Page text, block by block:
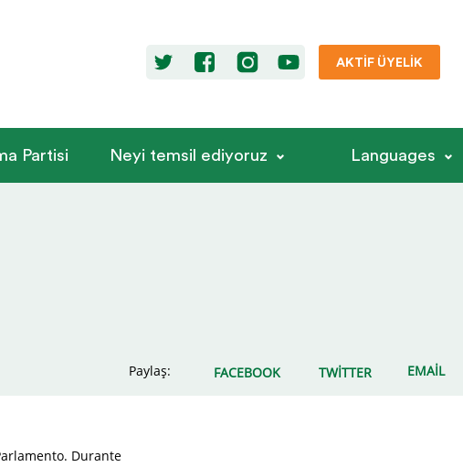
AKTIF ÜYELIK
Partisi Neyi temsil ediyoruz Languages
Paylaş: FACEBOOK TWITTER EMAIL
Durante